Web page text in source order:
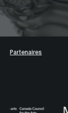
Partenaires